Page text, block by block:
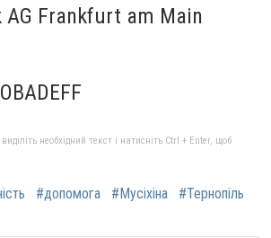
AG Frankfurt am Main
необхідний текст і натисніть Ctrl + Enter, щоб
#допомога #Мусіхіна
#Тернопіль